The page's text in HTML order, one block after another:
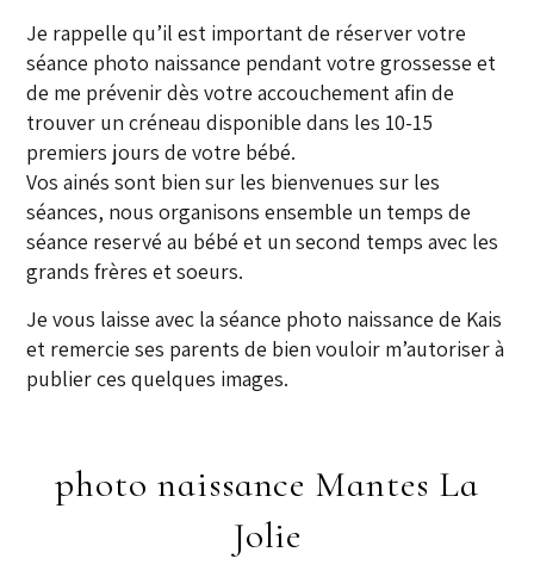
Je rappelle qu’il est important de réserver votre
séance photo naissance pendant votre grossesse et
de me prévenir dès votre accouchement afin de
trouver un créneau disponible dans les 10-15
premiers jours de votre bébé.
Vos ainés sont bien sur les bienvenues sur les
séances, nous organisons ensemble un temps de
séance reservé au bébé et un second temps avec les
grands frères et soeurs.
Je vous laisse avec la séance photo naissance de Kais
et remercie ses parents de bien vouloir m’autoriser à
publier ces quelques images.
photo naissance Mantes La
Jolie